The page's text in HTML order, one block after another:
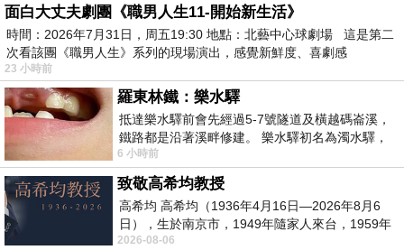
1990年——2000年，中國家居賣場迎來了
黃金的10年。1994年，住房分配制度被廢除，國
家開始推進中國住房私有化。商品房一時間成為
搶手貨，而家具市場隨之井噴。
面白大丈夫劇團《職男人生11-開始新生活》
時間：2026年7月31日，周五19:30 地點：北藝中心球劇場 這是第二
次看該團《職男人生》系列的現場演出，感覺新鮮度、喜劇感
23 小時前
羅東林鐵：樂水驛
抵達樂水驛前會先經過5-7號隧道及橫越碼崙溪，
鐵路都是沿著溪畔修建。 樂水驛初名為濁水驛，
但因與臺鐵集集線車站同名，於1953
6 小時前
致敬高希均教授
高希均 高希均（1936年4月16日—2026年8月6
日），生於南京市，1949年隨家人來台，1959年
赴美深造並取得經濟發展博士學位。曾任
2026-08-06